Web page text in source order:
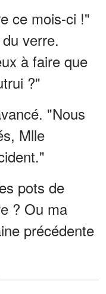
ce mois-ci !"
verre.
à faire que
?"
"Nous
Mlle
pots de
? Ou ma
précédente